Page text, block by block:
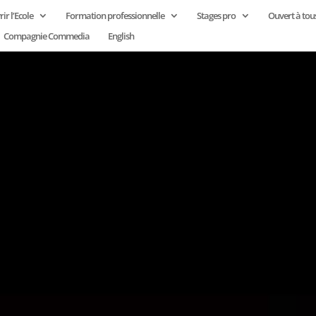
l’Ecole Formation professionnelle Stages pro Ouvert à
Compagnie Commedia English